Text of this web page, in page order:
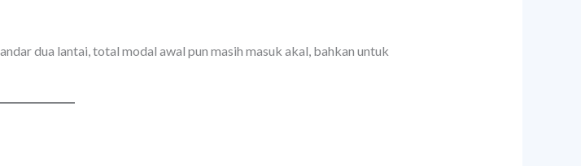
dua lantai, total modal awal pun masih masuk akal, bahkan untuk